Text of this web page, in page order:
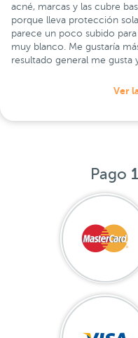
acné, marcas y las cubre
porque lleva protección
parece un poco subido
muy blanco. Me gustaría
resultado general me gusta
Ver
Pago